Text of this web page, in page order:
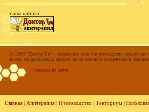
наша кнопка:
© 2008 "Доктор Би" - социальная сеть о пчеловодстве, продуктах
воске, лекарственных средств на их основе и применении в
реклама на сайте
Главная | Апитерапия | Пчеловодство | Тенториум |